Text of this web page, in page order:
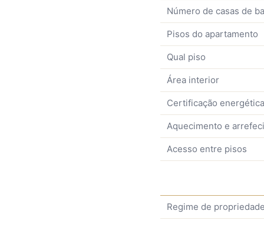
Número de casas de
Pisos do apartamento
Qual piso
Área interior
Certificação energética
Aquecimento e
Acesso entre pisos
Regime de propriedade